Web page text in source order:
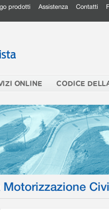
prodotti Assistenza Contatti
ONLINE CODICE